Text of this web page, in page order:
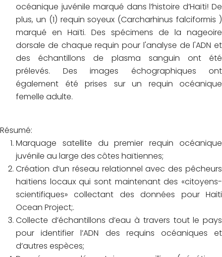
océanique juvénile marqué dans l’histoire d’Haïti! De
plus, un (1) requin soyeux (Carcharhinus falciformis )
marqué en Haïti. Des spécimens de la nageoire
dorsale de chaque requin pour l'analyse de l'ADN et
des échantillons de plasma sanguin ont été
prélevés. Des images échographiques ont
également été prises sur un requin océanique
femelle adulte.
Résumé:
Marquage satellite du premier requin océanique
juvénile au large des côtes haïtiennes;
Création d’un réseau relationnel avec des pêcheurs
haïtiens locaux qui sont maintenant des «citoyens-
scientifiques» collectant des données pour Haiti
Ocean Project;.
Collecte d’échantillons d’eau à travers tout le pays
pour identifier l’ADN des requins océaniques et
d’autres espèces;